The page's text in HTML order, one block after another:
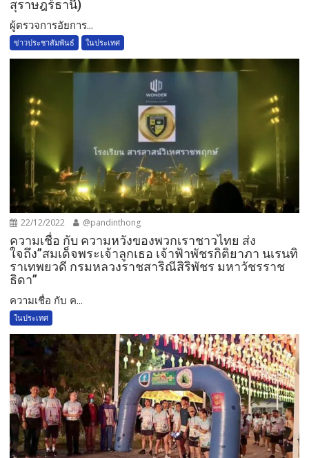
สุราษฎร์ธานี)
ผู้ตรวจการอัยการ...
ข่าวประชาสัมพันธ์ ในประเทศ
22/12/2022 @pandinthong
ความเชื่อ กับ​ ความหวังของพวกเราชาวไทย ส่ง
ใจถึง”สมเด็จพระเจ้าลูกเธอ เจ้าฟ้าพัชรกิติยาภา นเรนทิ
ราเทพยวดี กรมหลวงราชสาริณีสิริพัชร มหาวัชรราช
ธิดา”
ความเชื่อ กับ​ ค...
ในประเทศ